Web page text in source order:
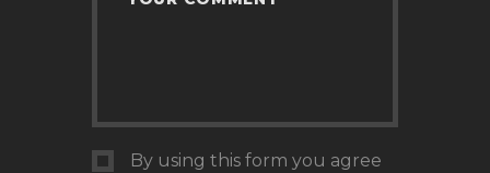
By using this form you agree